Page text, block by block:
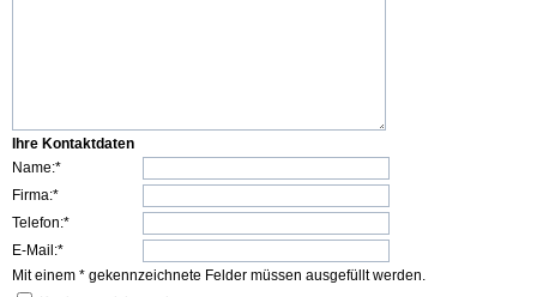
Ihre Kontaktdaten
Name:*
Firma:*
Telefon:*
E-Mail:*
Mit einem * gekennzeichnete Felder müssen ausgefüllt werden.